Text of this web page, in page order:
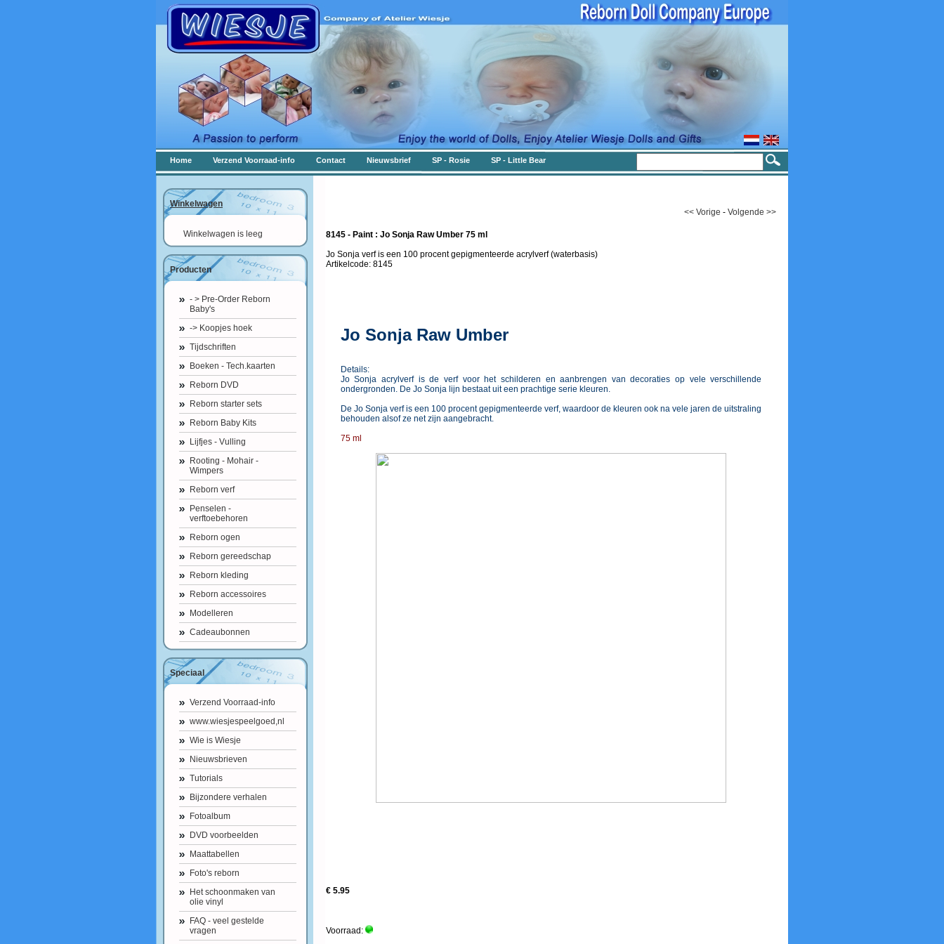
Home Verzend Voorraad-info Contact Nieuwsbrief SP - Rosie SP - Little Bear
Winkelwagen
Winkelwagen is leeg
Producten
- > Pre-Order Reborn
Baby's
-> Koopjes hoek
Tijdschriften
Boeken - Tech.kaarten
Reborn DVD
Reborn starter sets
Reborn Baby Kits
Lijfjes - Vulling
Rooting - Mohair -
Wimpers
Reborn verf
Penselen -
verftoebehoren
Reborn ogen
Reborn gereedschap
Reborn kleding
Reborn accessoires
Modelleren
Cadeaubonnen
Speciaal
Verzend Voorraad-info
www.wiesjespeelgoed,nl
Wie is Wiesje
Nieuwsbrieven
Tutorials
Bijzondere verhalen
Fotoalbum
DVD voorbeelden
Maattabellen
Foto's reborn
Het schoonmaken van
olie vinyl
FAQ - veel gestelde
vragen
<< Vorige - Volgende >>
8145 - Paint : Jo Sonja Raw Umber 75 ml
Jo Sonja verf is een 100 procent gepigmenteerde acrylverf (waterbasis)
Artikelcode: 8145
Jo Sonja Raw Umber
Details:
Jo Sonja acrylverf is de verf voor het schilderen en aanbrengen van decoraties op vele verschillende
ondergronden. De Jo Sonja lijn bestaat uit een prachtige serie kleuren.
De Jo Sonja verf is een 100 procent gepigmenteerde verf, waardoor de kleuren ook na vele jaren de uitstraling
behouden alsof ze net zijn aangebracht.
75 ml
€ 5.95
Voorraad: